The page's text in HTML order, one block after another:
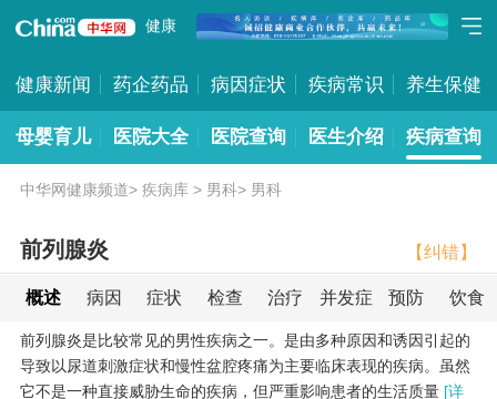
健康
健康新闻 药企药品 病因症状 疾病常识 养生保健
母婴育儿 医院大全 医院查询 医生介绍 疾病查询
中华网健康频道> 疾病库> 男科> 男科
前列腺炎 【纠错】
概述 病因 症状 检查 治疗 并发症 预防 饮食
前列腺炎是比较常见的男性疾病之一。是由多种原因和诱因引起的
导致以尿道刺激症状和慢性盆腔疼痛为主要临床表现的疾病。虽然
它不是一种直接威胁生命的疾病，但严重影响患者的生活质量 [详